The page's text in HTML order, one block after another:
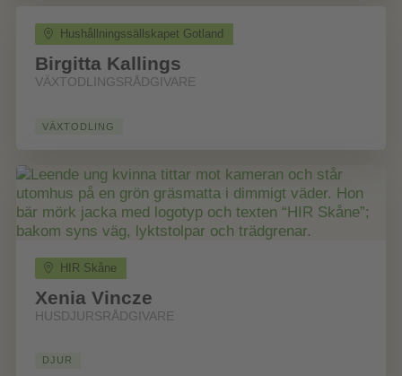
Hushållningssällskapet Gotland
Birgitta Kallings
VÄXTODLINGSRÅDGIVARE
VÄXTODLING
HIR Skåne
Xenia Vincze
HUSDJURSRÅDGIVARE
DJUR